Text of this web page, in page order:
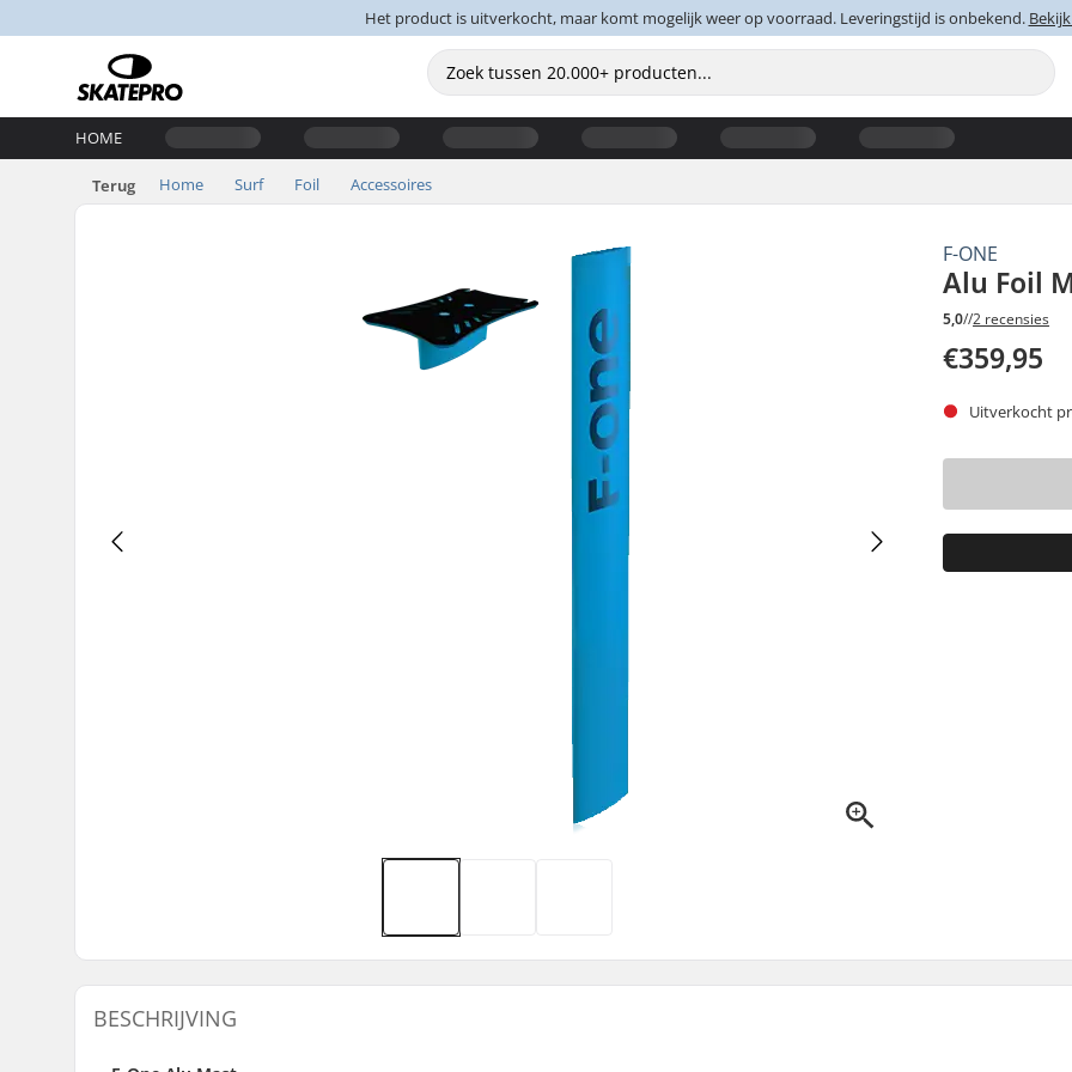
Het product is uitverkocht, maar komt mogelijk weer op voorraad. Leveringstijd is onbekend.
HOME
Terug Home Surf Foil Accessoires
F-ONE
Alu Foil
5,0//2 recensies
€359,95
Uitverkocht
BESCHRIJVING